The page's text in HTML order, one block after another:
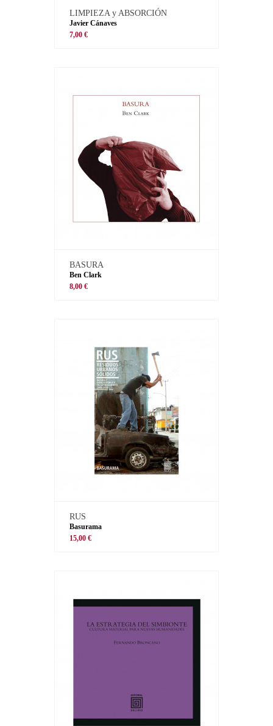
LIMPIEZA y ABSORCIÓN
Javier Cánaves
7,00 €
BASURA
Ben Clark
8,00 €
RUS
Basurama
15,00 €